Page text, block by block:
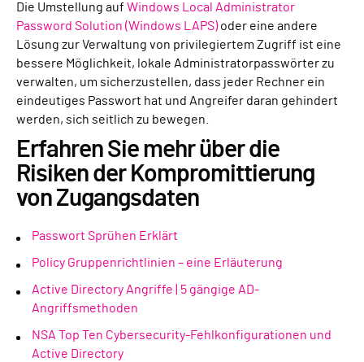
Die Umstellung auf Windows Local Administrator
Password Solution (Windows LAPS)oder eine andere
Lösung zur Verwaltung von privilegiertem Zugriff ist eine
bessere Möglichkeit, lokale Administratorpasswörter zu
verwalten, um sicherzustellen, dass jeder Rechner ein
eindeutiges Passwort hat und Angreifer daran gehindert
werden, sich seitlich zu bewegen.
Erfahren Sie mehr über die
Risiken der Kompromittierung
von Zugangsdaten
Passwort Sprühen Erklärt
Policy Gruppenrichtlinien – eine Erläuterung
Active Directory Angriffe | 5 gängige AD-
Angriffsmethoden
NSA Top Ten Cybersecurity-Fehlkonfigurationen und
Active Directory